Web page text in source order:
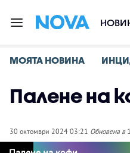
МОЯТА НОВИНА
Палене на
30 октомври 2024 03:21 Обновена в